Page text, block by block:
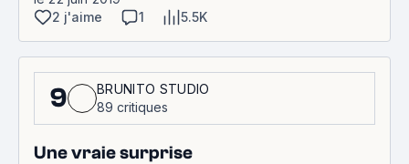
2 j'aime
1 5.5K
9
BRUNITO STUDIO
89 critiques
Une vraie surprise